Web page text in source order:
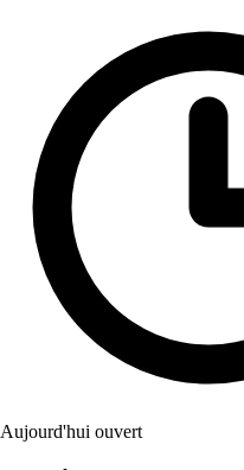
Aujourd'hui ouvert